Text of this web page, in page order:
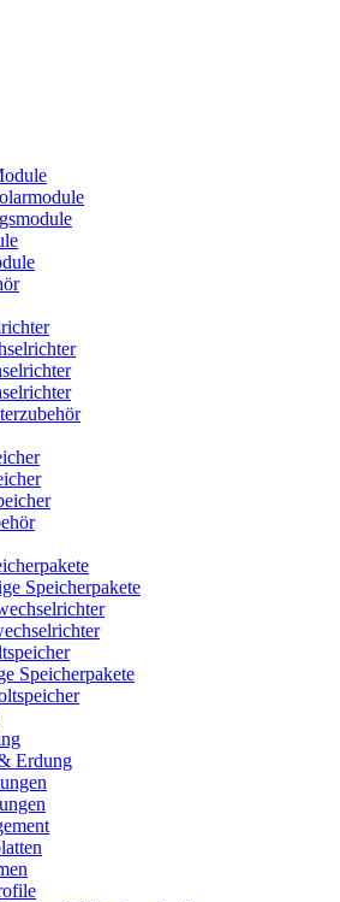
Speicherpakete
Speicherpakete
Erdung